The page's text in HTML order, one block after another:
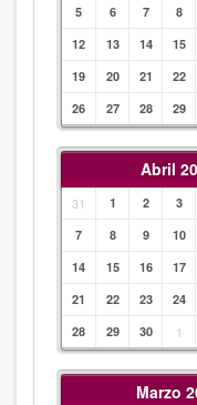
5 6 7 8
12
13 14 15
19
20 21 22
26
27 28 29
Abril
31 1 2 3
7
8 9 10
14
15 16 17
21
22 23 24
28
29 30 1
Marzo